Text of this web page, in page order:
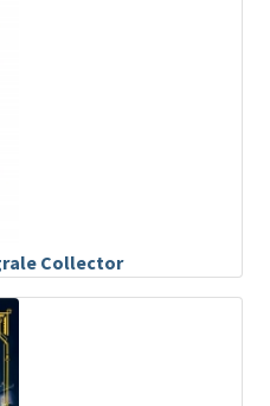
Collector